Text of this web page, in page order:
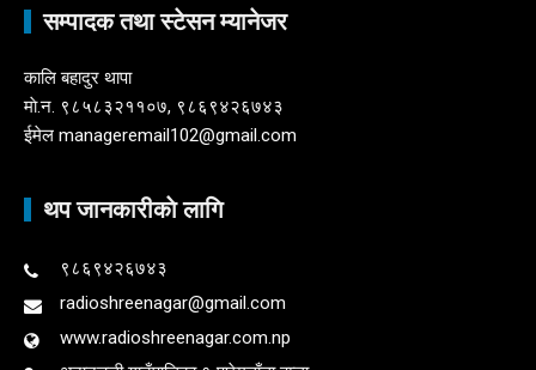
सम्पादक तथा स्टेसन म्यानेजर
कालि बहादुर थापा
माे.न. ९८५८३२११०७, ९८६९४२६७४३
ईमेल manageremail102@gmail.com
थप जानकारीकाे लागि
९८६९४२६७४३
radioshreenagar@gmail.com
www.radioshreenagar.com.np